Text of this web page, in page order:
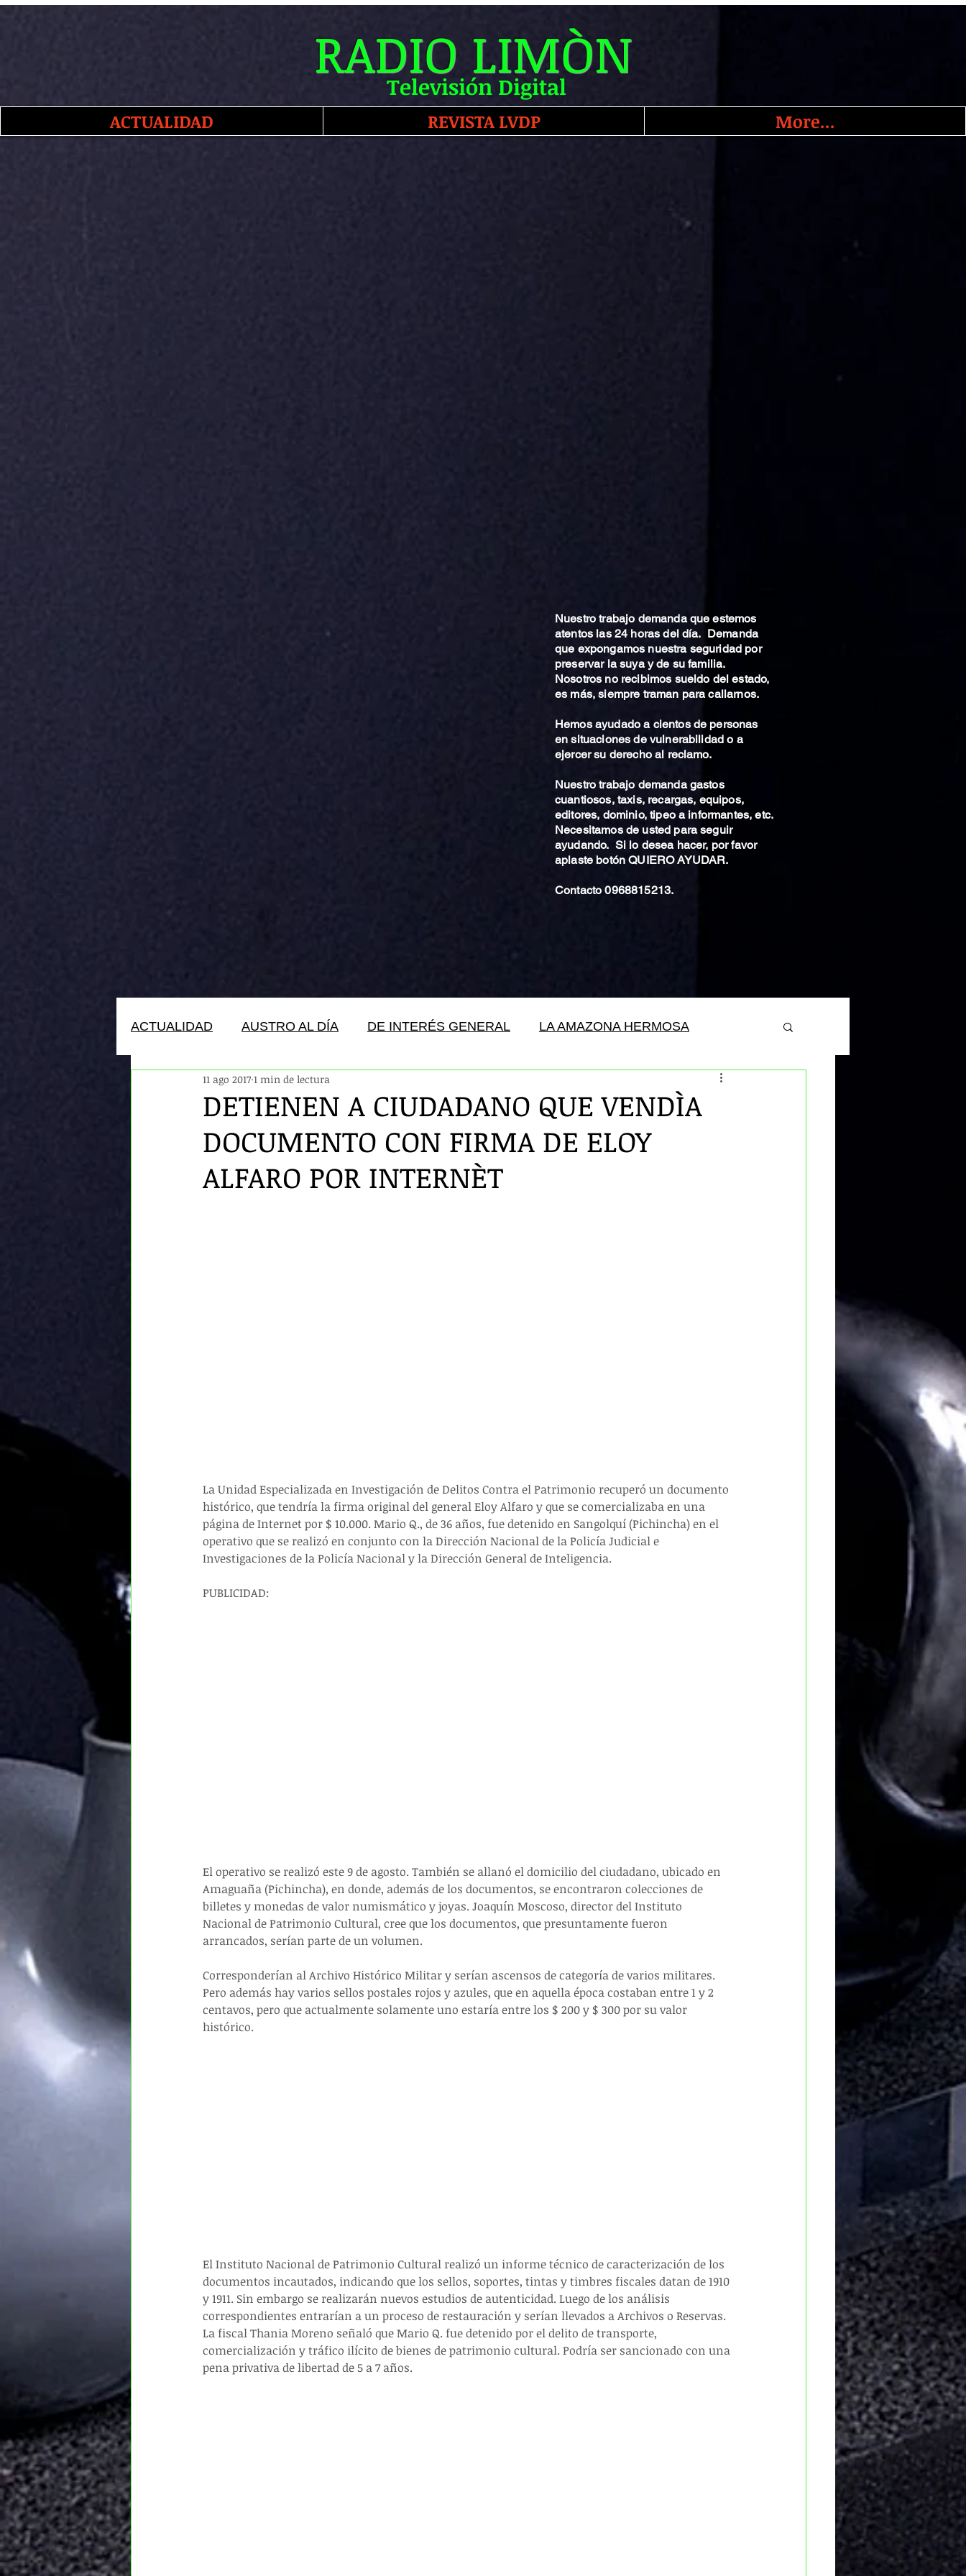
Nuestro trabajo demanda que estemos
atentos las 24 horas del día. Demanda
que expongamos nuestra seguridad por
preservar la suya y de su familia.
Nosotros no recibimos sueldo del estado,
es más, siempre traman para callarnos.
Hemos ayudado a cientos de personas
en situaciones de vulnerabilidad o a
ejercer su derecho al reclamo.
Nuestro trabajo demanda gastos
cuantiosos, taxis, recargas, equipos,
editores, dominio, tipeo a informantes, etc.
Necesitamos de usted para seguir
ayudando. Si lo desea hacer, por favor
aplaste botón QUIERO AYUDAR.
Contacto 0968815213.
ACTUALIDAD AUSTRO AL DÍA DE INTERÉS GENERAL LA AMAZONA HERMOSA
HUMANOS DEL ECUADOR
DETIENEN A CIUDADANO QUE VENDÌA
DOCUMENTO CON FIRMA DE ELOY
ALFARO POR INTERNÈT
11 ago 2017 1 min de lectura
La Unidad Especializada en Investigación de Delitos Contra el Patrimonio recuperó un documento
histórico, que tendría la firma original del general Eloy Alfaro y que se comercializaba en una
página de Internet por $ 10.000. Mario Q., de 36 años, fue detenido en Sangolquí (Pichincha) en el
operativo que se realizó en conjunto con la Dirección Nacional de la Policía Judicial e
Investigaciones de la Policía Nacional y la Dirección General de Inteligencia.
PUBLICIDAD:
El operativo se realizó este 9 de agosto. También se allanó el domicilio del ciudadano, ubicado en
Amaguaña (Pichincha), en donde, además de los documentos, se encontraron colecciones de
billetes y monedas de valor numismático y joyas. Joaquín Moscoso, director del Instituto
Nacional de Patrimonio Cultural, cree que los documentos, que presuntamente fueron
arrancados, serían parte de un volumen.
Corresponderían al Archivo Histórico Militar y serían ascensos de categoría de varios militares.
Pero además hay varios sellos postales rojos y azules, que en aquella época costaban entre 1 y 2
centavos, pero que actualmente solamente uno estaría entre los $ 200 y $ 300 por su valor
histórico.
El Instituto Nacional de Patrimonio Cultural realizó un informe técnico de caracterización de los
documentos incautados, indicando que los sellos, soportes, tintas y timbres fiscales datan de 1910
y 1911. Sin embargo se realizarán nuevos estudios de autenticidad. Luego de los análisis
correspondientes entrarían a un proceso de restauración y serían llevados a Archivos o Reservas.
La fiscal Thania Moreno señaló que Mario Q. fue detenido por el delito de transporte,
comercialización y tráfico ilícito de bienes de patrimonio cultural. Podría ser sancionado con una
pena privativa de libertad de 5 a 7 años.
Televisión Digital
RADIO LIMÒN
ACTUALIDAD REVISTA LVDP More...